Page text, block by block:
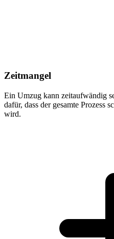
Zeitmangel
Ein Umzug kann zeitaufwändig
dafür, dass der gesamte Prozess
wird.